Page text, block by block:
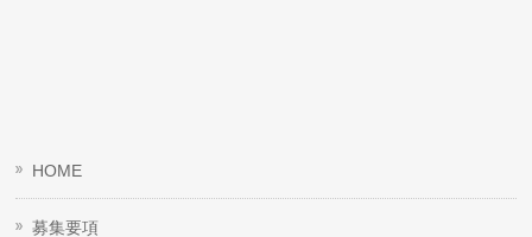
HOME
募集要項